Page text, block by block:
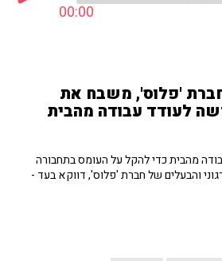
00:00
'פלוס', משבח את
לעודד עבודה מהבית
מהבית כדי להקל על העומס בתחבורה
והבעלים של חברת 'פלוס', דווקא בעד -